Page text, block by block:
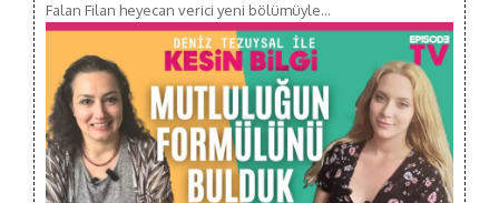
Falan Filan heyecan verici yeni bölümüyle…